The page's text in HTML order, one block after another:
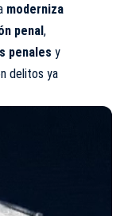
moderniza
penal,
penales y
delitos ya